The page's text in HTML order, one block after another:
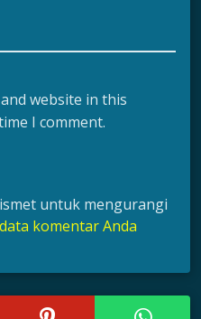
website in this
I comment.
untuk mengurangi
komentar Anda